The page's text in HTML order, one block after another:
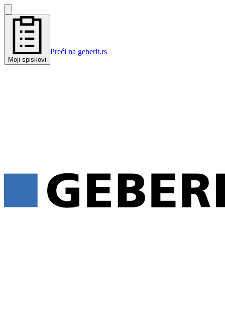
Moji spiskovi
Preći na geberit.rs